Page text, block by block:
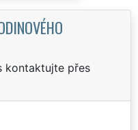
kontaktujte přes